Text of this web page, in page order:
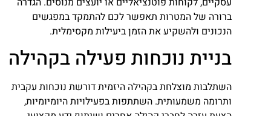
ברורה של המטרות תאפשר לכם להתמקד במפגשים
הנכונים ולהשקיע את הזמן ביעילות מקסימלית.
בניית נוכחות פעילה בקהילה
השתלבות מוצלחת בקהילה היזמית דורשת נוכחות עקבית
ותרומה משמעותית. השתתפות בפעילויות היומיומיות,